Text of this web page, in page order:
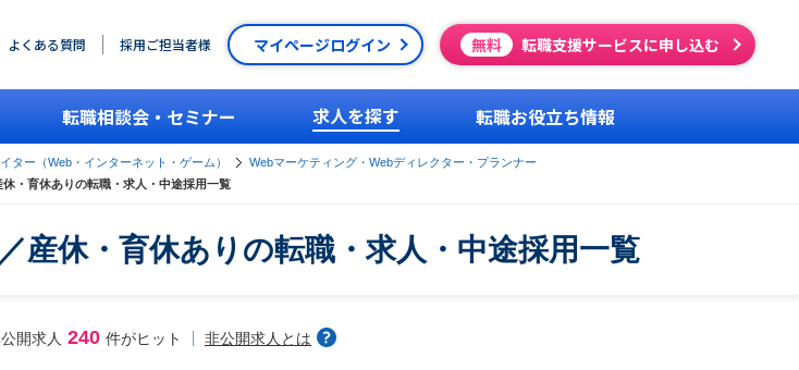
よくある質問 採用ご担当者様 マイページログイン 無料 転職支援サービスに申し込む
転職相談会・セミナー 求人を探す 転職お役立ち情報
ター（Web・インターネット・ゲーム）
Webマーケティング・Webディレクター・プランナー
・育休ありの転職・求人・中途採用一覧
産休・育休ありの転職・求人・中途採用一覧
開求人 240 件がヒット 非公開求人とは